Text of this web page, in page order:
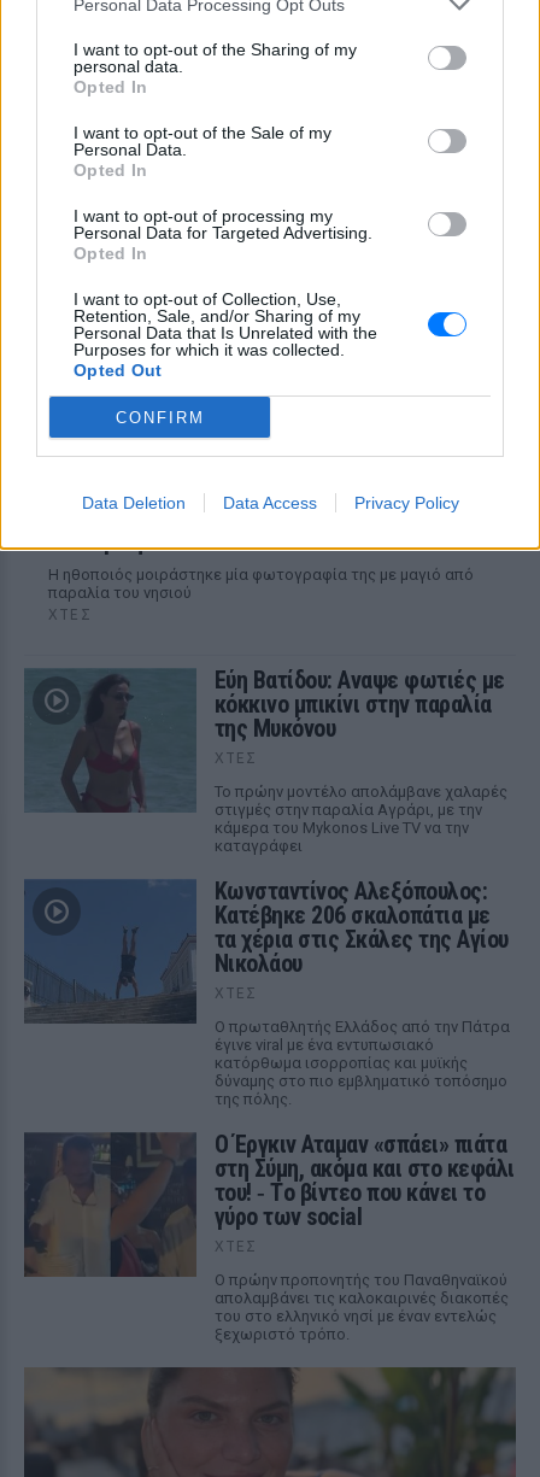
Personal Data Processing Opt Outs
I want to opt-out of the Sharing of my
personal data.
Opted In
I want to opt-out of the Sale of my
Personal Data.
Opted In
I want to opt-out of processing my
Personal Data for Targeted Advertising.
Opted In
I want to opt-out of Collection, Use,
Retention, Sale, and/or Sharing of my
Personal Data that Is Unrelated with the
Purposes for which it was collected.
Opted Out
CONFIRM
Data Deletion Data Access Privacy Policy
φθηνά εισιτήρια που εξαφανίζονται σε
Ο διάσημος κιθαρίστας απο τον
της η Αση Μπήλιου ‑ Πώς τη
βάφτισαν
Το πραγματικό της όνομα δεν είναι Αση:
Η απίστευτη ιστορία πίσω από την
απόφαση της Ασης Μπήλιου που
Το απογευματινό μπάνιο της Μαρίας Σολωμού
στη θάλασσα: Η τέλεια ώρα, γράφει από τη
Σαντορίνη
Η ηθοποιός μοιράστηκε μία φωτογραφία της με μαγιό από
παραλία του νησιού
ΧΤΕΣ
Εύη Βατίδου: Αναψε φωτιές με
κόκκινο μπικίνι στην παραλία
της Μυκόνου
ΧΤΕΣ
Το πρώην μοντέλο απολάμβανε χαλαρές
στιγμές στην παραλία Αγράρι, με την
κάμερα του Mykonos Live TV να την
καταγράφει
Κωνσταντίνος Αλεξόπουλος:
Κατέβηκε 206 σκαλοπάτια με
τα χέρια στις Σκάλες της Αγίου
Νικολάου
ΧΤΕΣ
Ο πρωταθλητής Ελλάδος από την Πάτρα
έγινε viral με ένα εντυπωσιακό
κατόρθωμα ισορροπίας και μυϊκής
δύναμης στο πιο εμβληματικό τοπόσημο
της πόλης.
Ο Έργκιν Αταμαν «σπάει» πιάτα
στη Σύμη, ακόμα και στο κεφάλι
του! ‑ Tο βίντεο που κάνει το
γύρο των social
ΧΤΕΣ
Ο πρώην προπονητής του Παναθηναϊκού
απολαμβάνει τις καλοκαιρινές διακοπές
του στο ελληνικό νησί με έναν εντελώς
ξεχωριστό τρόπο.